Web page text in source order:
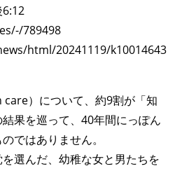
789498
html/20241119/k10014643
）について、約9割が「知
果を巡って、40年間にっぽん
ではありません。
選んだ、幼稚な女と男たちを